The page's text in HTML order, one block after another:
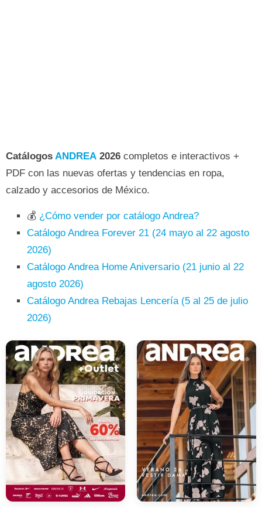
Catálogos ANDREA 2026 completos e interactivos +
PDF con las nuevas ofertas y tendencias en ropa,
calzado y accesorios de México.
💰 ¿Cómo vender por catálogo Andrea?
Catálogo Andrea Forever 21 (24 mayo al 22 agosto
2026)
Catálogo Andrea Home Aniversario (21 junio al 22
agosto 2026)
Catálogo Andrea Rebajas Lencería (5 al 25 de julio
2026)